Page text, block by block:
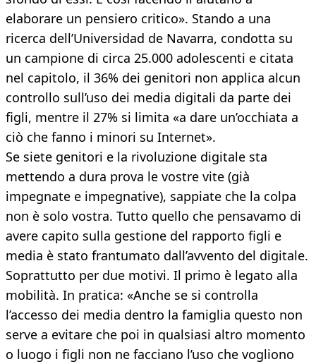
elaborare un pensiero critico». Stando a una
ricerca dell’Universidad de Navarra, condotta su
un campione di circa 25.000 adolescenti e citata
nel capitolo, il 36% dei genitori non applica alcun
controllo sull’uso dei media digitali da parte dei
figli, mentre il 27% si limita «a dare un’occhiata a
ciò che fanno i minori su Internet».
Se siete genitori e la rivoluzione digitale sta
mettendo a dura prova le vostre vite (già
impegnate e impegnative), sappiate che la colpa
non è solo vostra. Tutto quello che pensavamo di
avere capito sulla gestione del rapporto figli e
media è stato frantumato dall’avvento del digitale.
Soprattutto per due motivi. Il primo è legato alla
mobilità. In pratica: «Anche se si controlla
l’accesso dei media dentro la famiglia questo non
serve a evitare che poi in qualsiasi altro momento
o luogo i figli non ne facciano l’uso che vogliono